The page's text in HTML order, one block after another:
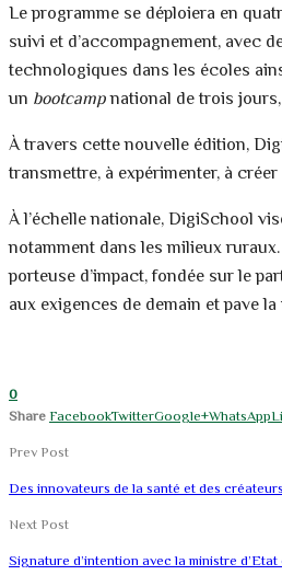
Le programme se déploiera en
suivi et d’accompagnement, avec
technologiques dans les écoles
un bootcampnational de trois
À travers cette nouvelle édition,
transmettre, à expérimenter, à
À l’échelle nationale, DigiSchool
notamment dans les milieux
porteuse d’impact, fondée sur le
aux exigences de demain et pave
0
ShareFacebookTwitterGoogle+WhatsApp
Prev Post
Des innovateurs de la santé et des
Next Post
Signature d’intention avec la ministre